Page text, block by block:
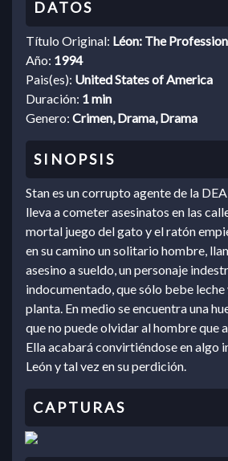
Título Original: Léon: The
Año: 1994
Pais(es): United States of America
Duración: 1 min
Genero: Crimen, Drama, Drama
Stan es un corrupto agente de la
lleva a cometer asesinatos en las
mortal juego del gato y el ratón
en su camino un solitario hombre,
asesino a sueldo, un personaje
indocumentado, que sólo bebe leche
planta. En medio se encuentra una
que no puede olvidar al hombre que
Ella acabará convirtiéndose en algo
León y tal vez en su perdición.